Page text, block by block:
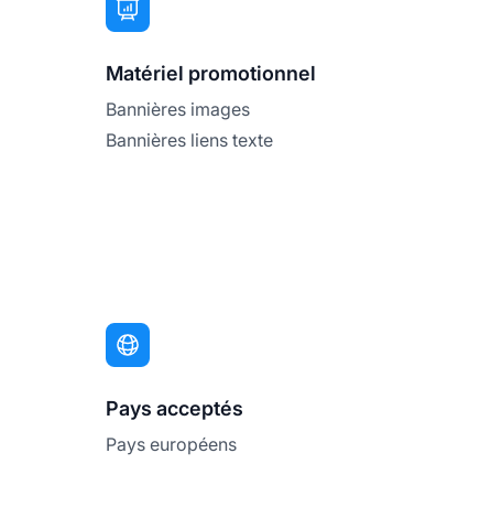
Matériel promotionnel
Bannières images
Bannières liens texte
Pays acceptés
Pays européens